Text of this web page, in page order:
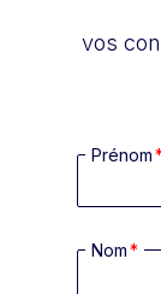
vos